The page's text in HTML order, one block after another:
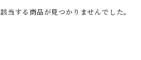
該当する商品が見つかりませんでした。